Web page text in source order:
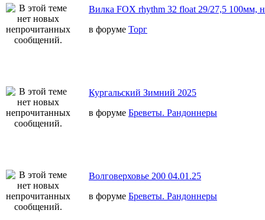
Вилка FOX rhythm 32 float 29/27,5 100мм,
в форуме Торг
Кургальский Зимний 2025
в форуме Бреветы. Рандоннеры
Волговерховье 200 04.01.25
в форуме Бреветы. Рандоннеры